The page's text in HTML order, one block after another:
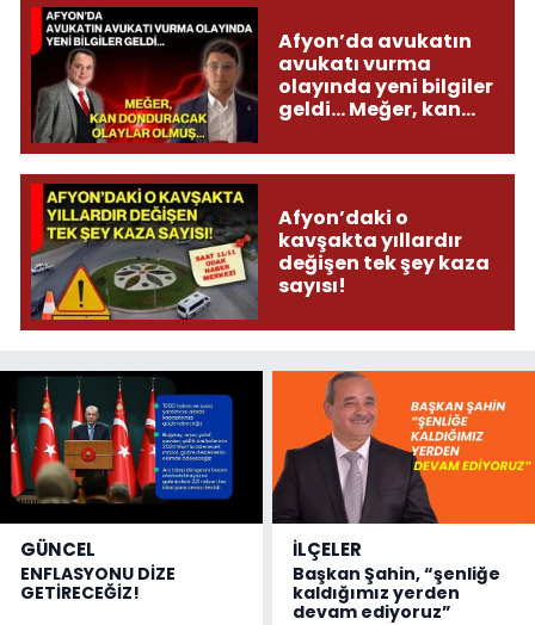
Afyon’da avukatın
avukatı vurma
olayında yeni bilgiler
geldi... Meğer, kan
olmuş...
Afyon’daki o
kavşakta yıllardır
değişen tek şey kaza
sayısı!
GÜNCEL
ENFLASYONU DİZE
GETİRECEĞİZ!
İLÇELER
Başkan Şahin, “şenliğe
kaldığımız yerden
devam ediyoruz”